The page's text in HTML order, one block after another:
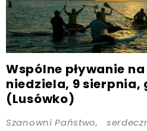
Wspólne pływanie na
niedziela, 9 sierpnia,
(Lusówko)
Szanowni Państwo,